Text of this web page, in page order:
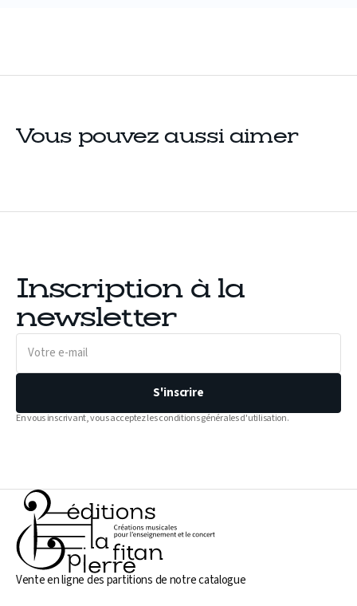
Vous pouvez aussi aimer
Inscription à la
newsletter
Votre
mail
S'inscrire
En vous inscrivant, vous acceptez les conditions générales d'utilisation.
Vente en ligne des partitions de notre catalogue